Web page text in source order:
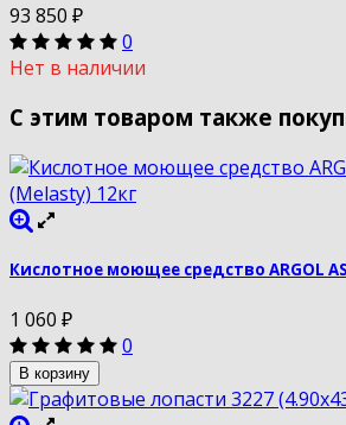
93 850 ₽
0
Нет в наличии
С этим товаром также
Кислотное моющее средство ARGOL
1 060 ₽
0
В корзину